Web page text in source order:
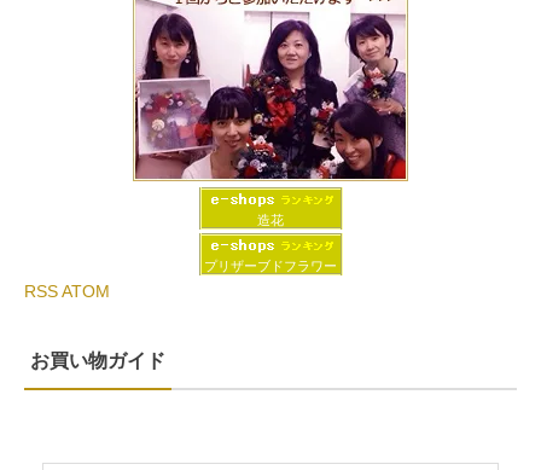
造花
プリザーブドフラワー
RSSATOM
お買い物ガイド